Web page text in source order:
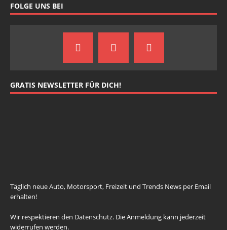
FOLGE UNS BEI
GRATIS NEWSLETTER FÜR DICH!
Täglich neue Auto, Motorsport, Freizeit und Trends News per Email
erhalten!
Wir respektieren den Datenschutz. Die Anmeldung kann jederzeit
widerrufen werden.